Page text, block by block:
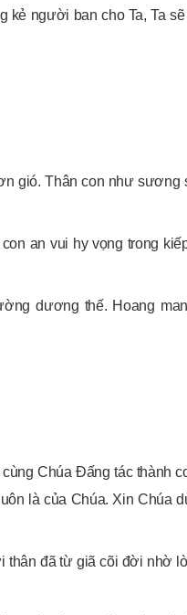
kẻ người ban cho Ta, Ta
gió. Thân con như
an vui hy vọng trong
dương thế. Hoang
Chúa Đấng tác thành
là của Chúa. Xin Chúa
đã từ giã cõi đời nhờ